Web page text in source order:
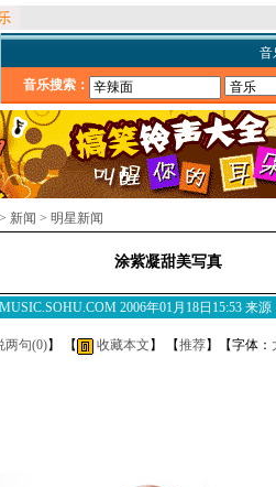
音
音乐搜索：
> 新闻 > 明星新闻
涂紫凝甜美写真
MUSIC.SOHU.COM 2006年01月18日15:53 来
两句(0)】 【 收藏本文 】 【推荐】【字体：